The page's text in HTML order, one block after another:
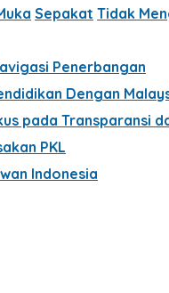
Sepakat Tidak
Penerbangan
Dengan
pada Transparansi
PKL
Indonesia